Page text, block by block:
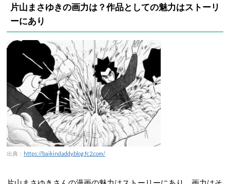
片山まさゆきの画力は？作品としての魅力はストーリ
ーにあり
出典： https://baikindaddy.blog.fc2.com/